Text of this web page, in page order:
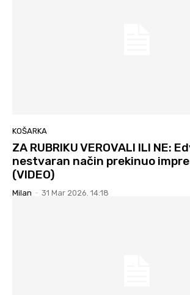
KOŠARKA
ZA RUBRIKU VEROVALI ILI NE:
nestvaran način prekinuo
(VIDEO)
Milan - 31 Mar 2026. 14:18